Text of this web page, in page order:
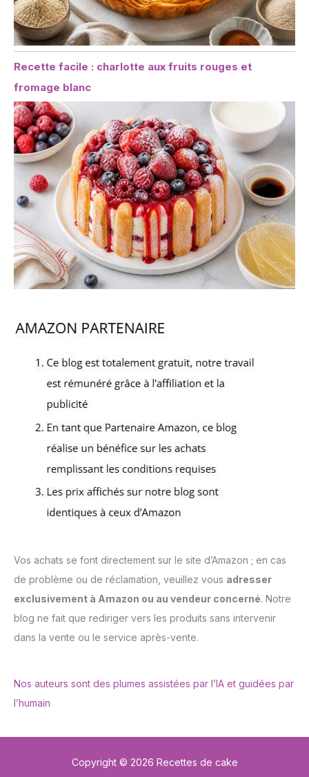
Recette facile : charlotte aux fruits rouges et
fromage blanc
Vos achats se font directement sur le site d’Amazon ; en cas
de problème ou de réclamation, veuillez vous adresser
exclusivement à Amazon ou au vendeur concerné. Notre
blog ne fait que rediriger vers les produits sans intervenir
dans la vente ou le service après-vente.
Nos auteurs sont des plumes assistées par l’IA et guidées par
l’humain
Copyright © 2026 Recettes de cake